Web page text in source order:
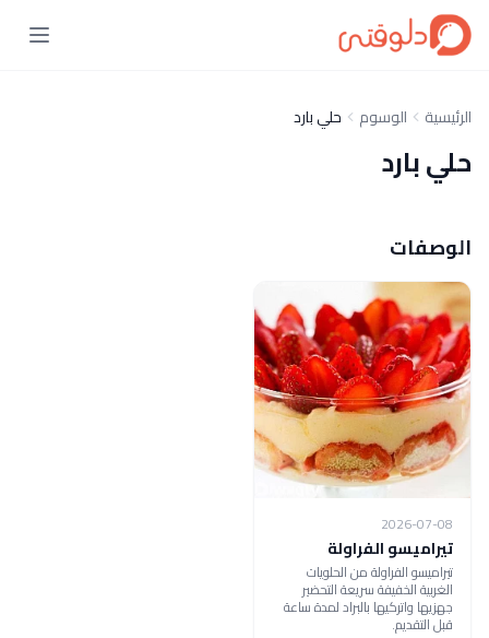
الرئيسية الوسوم حلي بارد
حلي بارد
الوصفات
2026-07-08
تيراميسو الفراولة
تيراميسو الفراولة من الحلويات
الغربية الخفيفة سريعة التحضير
جهزيها واتركيها بالبراد لمدة ساعة
قبل التقديم.